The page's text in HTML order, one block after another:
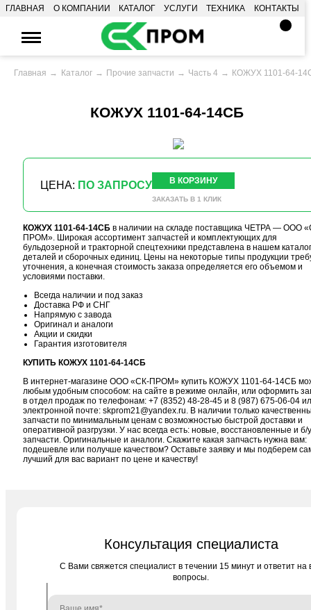
ГЛАВНАЯ О КОМПАНИИ КАТАЛОГ УСЛУГИ ТЕХНИКА КОНТАКТЫ
Главная Каталог Прочие запчасти Часть 4 КОЖУХ 1101-64-
КОЖУХ 1101-64-14СБ
ЦЕНА: ПО ЗАПРОСУ В КОРЗИНУ
ЗАКАЗАТЬ В 1 КЛИК
КОЖУХ 1101-64-14СБв наличии на складе поставщика ЧЕТРА — ООО
ПРОМ». Широкая ассортимент запчастей и комплектующих для
бульдозерной и тракторной спецтехники представлена в нашем
деталей и сборочных единиц. Цены на некоторые типы продукции
уточнения, а конечная стоимость заказа определяется его объемом и
условиями поставки.
Всегда наличии и под заказ
Доставка РФ и СНГ
Напрямую с завода
Оригинал и аналоги
Акции и скидки
Гарантия изготовителя
КУПИТЬ КОЖУХ 1101-64-14СБ
В интернет-магазине ООО «СК-ПРОМ» купить КОЖУХ 1101-64-14СБ
любым удобным способом: на сайте в режиме онлайн, или оформить
в отдел продаж по телефонам: +7 (8352) 48-28-45и 8 (987) 675-06-04
электронной почте: skprom21@yandex.ru. В наличии только
запчасти по минимальным ценам с возможностью быстрой доставки и
оперативной разгрузки. У нас всегда есть: новые, восстановленные и б/у
запчасти. Оригинальные и аналоги. Скажите какая запчасть нужна вам:
подешевле или получше качеством? Оставьте заявку и мы подберем
лучший для вас вариант по цене и качеству!
Консультация специалиста
C Вами свяжется специалист в течении 15 минут и ответит на
вопросы.